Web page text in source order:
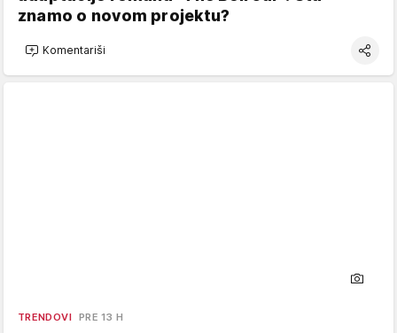
znamo o novom projektu?
Komentariši
TRENDOVI PRE 13 H